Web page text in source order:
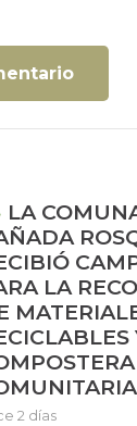
LA
LA
2 días